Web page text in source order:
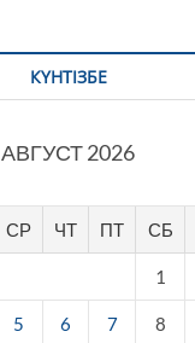
КҮНТІЗБЕ
АВГУСТ 2026
СР ЧТ ПТ СБ
1
5 6 7 8